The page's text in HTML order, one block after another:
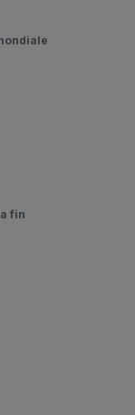
fin